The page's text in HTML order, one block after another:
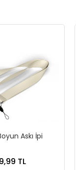
Askı İpi
TL